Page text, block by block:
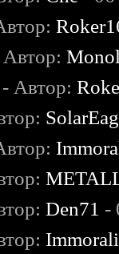
Автор:
- Автор:
Den71 -